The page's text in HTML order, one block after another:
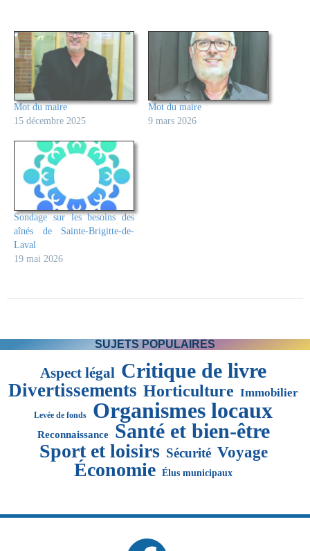
Mot du maire
15 décembre 2025
Mot du maire
9 mars 2026
Sondage sur les besoins des
aînés de Sainte-Brigitte-de-
Laval
19 mai 2026
SUJETS POPULAIRES
Aspect légal Critique de livre
Divertissements Horticulture Immobilier
Levée de fonds Organismes locaux
Reconnaissance Santé et bien-être
Sport et loisirs Sécurité Voyage
Économie Élus municipaux